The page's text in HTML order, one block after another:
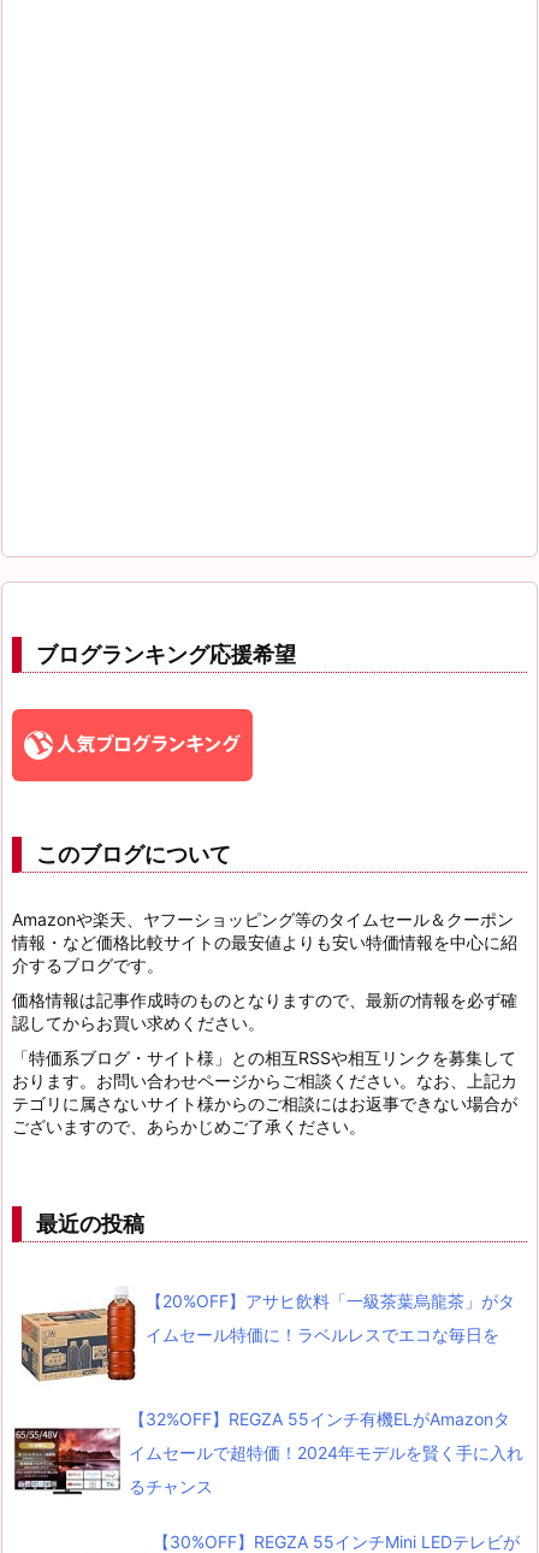
ブログランキング応援希望
このブログについて
Amazonや楽天、ヤフーショッピング等のタイムセール＆クーポン
情報・など価格比較サイトの最安値よりも安い特価情報を中心に紹
介するブログです。
価格情報は記事作成時のものとなりますので、最新の情報を必ず確
認してからお買い求めください。
「特価系ブログ・サイト様」との相互RSSや相互リンクを募集して
おります。お問い合わせページからご相談ください。なお、上記カ
テゴリに属さないサイト様からのご相談にはお返事できない場合が
ございますので、あらかじめご了承ください。
最近の投稿
【20%OFF】アサヒ飲料「一級茶葉烏龍茶」がタ
イムセール特価に！ラベルレスでエコな毎日を
【32%OFF】REGZA 55インチ有機ELがAmazonタ
イムセールで超特価！2024年モデルを賢く手に入れ
るチャンス
【30%OFF】REGZA 55インチMini LEDテレビが